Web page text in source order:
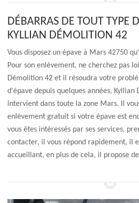
DÉBARRAS DE TOUT TYPE
KYLLIAN DÉMOLITION 42
Vous disposez un épave à Mars 42750
Pour son enlèvement, ne cherchez pas
Démolition 42 et il résoudra votre
d'épave depuis quelques années, Kyllian
intervient dans toute la zone Mars. Il
enlèvement gratuit si votre épave est
vous êtes intéressés par ses services,
contacter, il vous répond rapidement, il
accueillant, en plus de cela, il propose